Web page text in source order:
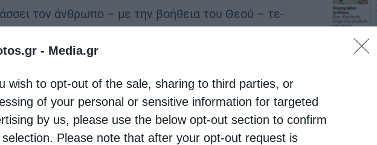
- Media.gr
wish to opt-out of the sale, sharing to third parties, or
of your personal or sensitive information for targeted
by us, please use the below opt-out section to confirm
Please note that after your opt-out request is
τον άν­θρω­πο – με την βο­ή­θεια του Θεού – τε­
έργα, αν …